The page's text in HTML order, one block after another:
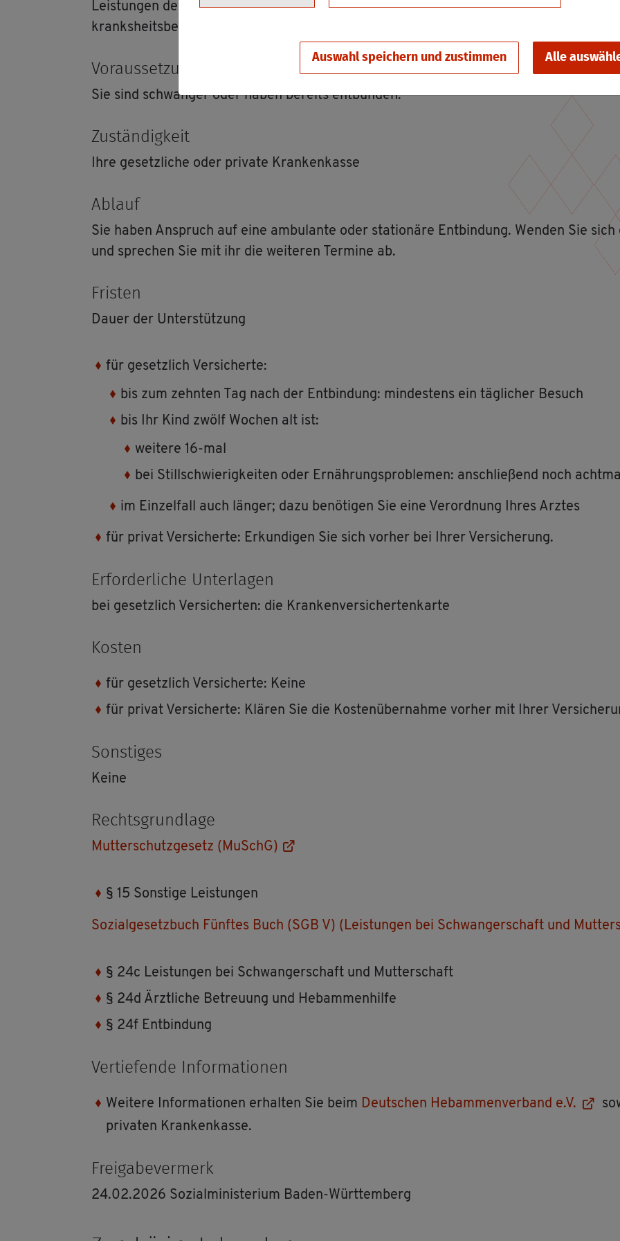
Auswahl speichern und zustimmen Alle
Leis­tun­gen der Heb­am­men­hil­fe. Dies gilt bei­spiels­wei­se in Fäl­len der Ad­op­ti­on oder
kranks­heits­be­dingt nicht beim Kind sein kann.
Vor­aus­set­zun­gen
Sie sind schwan­ger oder haben be­reits ent­bun­den.
Zu­stän­dig­keit
Ihre ge­setz­li­che oder pri­va­te Kran­ken­kas­se
Ab­lauf
Sie haben An­spruch auf eine am­bu­lan­te oder sta­tio­nä­re Ent­bin­dung. Wen­den Sie
und spre­chen Sie mit ihr die wei­te­ren Ter­mi­ne ab.
Fris­ten
Dauer der Un­ter­stüt­zung
für ge­setz­lich Ver­si­cher­te:
bis zum zehn­ten Tag nach der Ent­bin­dung: min­des­tens ein täg­li­cher Be­such
bis Ihr Kind zwölf Wo­chen alt ist:
wei­te­re 16-mal
bei Still­schwie­rig­kei­ten oder Er­näh­rungs­pro­ble­men: an­schlie­ßend noch
im Ein­zel­fall auch län­ger; dazu be­nö­ti­gen Sie eine Ver­ord­nung Ihres Arz­tes
für pri­vat Ver­si­cher­te: Er­kun­di­gen Sie sich vor­her bei Ihrer Ver­si­che­rung.
Er­for­der­li­che Un­ter­la­gen
bei ge­setz­lich Ver­si­cher­ten: die Kran­ken­ver­si­cher­ten­kar­te
Kos­ten
für ge­setz­lich Ver­si­cher­te: Keine
für pri­vat Ver­si­cher­te: Klä­ren Sie die Kos­ten­über­nah­me vor­her mit Ihrer
Sons­ti­ges
Keine
Rechts­grund­la­ge
Mut­ter­schutz­ge­setz (MuSchG)
§ 15 Sons­ti­ge Leis­tun­gen
So­zi­al­ge­setz­buch Fünf­tes Buch (SGB V) (Leis­tun­gen bei Schwan­ger­schaft und
§ 24c Leis­tun­gen bei Schwan­ger­schaft und Mut­ter­schaft
§ 24d Ärzt­li­che Be­treu­ung und Heb­am­men­hil­fe
§ 24f Ent­bin­dung
Ver­tie­fen­de In­for­ma­tio­nen
Wei­te­re In­for­ma­tio­nen er­hal­ten Sie beim Deut­schen Heb­am­men­ver­band e.V.
pri­va­ten Kran­ken­kas­se.
Frei­ga­be­ver­merk
24.02.2026 So­zi­al­mi­nis­te­ri­um Baden-Würt­tem­berg